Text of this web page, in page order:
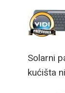
Solarni
kućišta
dio